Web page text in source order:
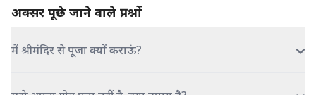
अक्सर पूछे जाने वाले प्रश्नों
मैं श्रीमंदिर से पूजा क्यों कराऊं?